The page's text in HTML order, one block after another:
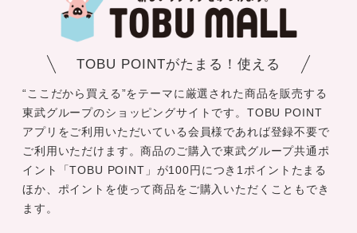
TOBU POINTがたまる！使える
“ここだから買える”をテーマに厳選された商品を販売する
東武グループのショッピングサイトです。TOBU POINT
アプリをご利用いただいている会員様であれば登録不要で
ご利用いただけます。商品のご購入で東武グループ共通ポ
イント「TOBU POINT」が100円につき1ポイントたまる
ほか、ポイントを使って商品をご購入いただくこともでき
ます。